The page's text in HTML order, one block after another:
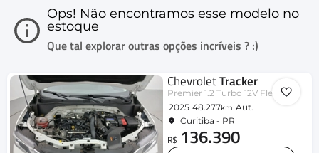
Ops! Não encontramos esse modelo no
estoque
Que tal explorar outras opções incríveis ? :)
ChevroletTracker
Premier 1.2 Turbo 12V Flex Aut.
2025 48.277km Aut.
Curitiba - PR
R$ 136.390